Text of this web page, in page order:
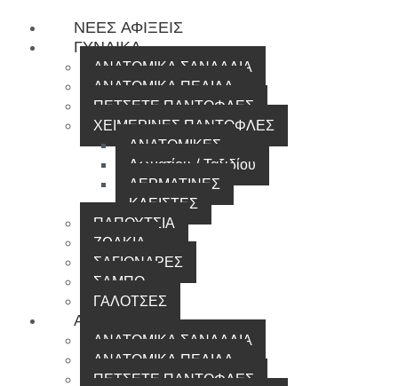
ΝΕΕΣ ΑΦΙΞΕΙΣ
ΓΥΝΑΙΚΑ
ΑΝΑΤΟΜΙΚΑ ΣΑΝΔΑΛΙΑ
ΑΝΑΤΟΜΙΚΑ ΠΕΔΙΛΑ
ΠΕΤΣΕΤΕ ΠΑΝΤΟΦΛΕΣ
ΧΕΙΜΕΡΙΝΕΣ ΠΑΝΤΟΦΛΕΣ
ΑΝΑΤΟΜΙΚΕΣ
Δωματίου / Ταξιδίου
ΔΕΡΜΑΤΙΝΕΣ
ΚΛΕΙΣΤΕΣ
ΠΑΠΟΥΤΣΙΑ
ΖΩΑΚΙΑ
ΣΑΓΙΟΝΑΡΕΣ
ΣΑΜΠΟ
ΓΑΛΟΤΣΕΣ
ΑΝΤΡΑΣ
ΑΝΑΤΟΜΙΚΑ ΣΑΝΔΑΛΙΑ
ΑΝΑΤΟΜΙΚΑ ΠΕΔΙΛΑ
ΠΕΤΣΕΤΕ ΠΑΝΤΟΦΛΕΣ